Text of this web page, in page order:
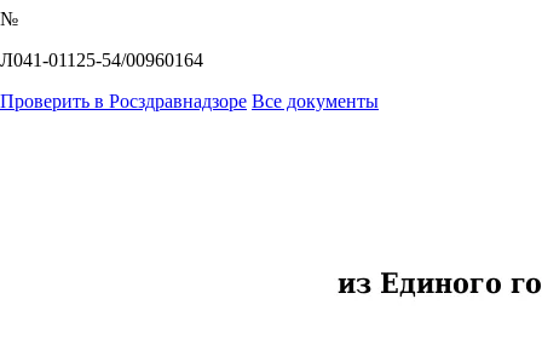
№
Л041-01125-54/00960164
Проверить в Росздравнадзоре Все документы